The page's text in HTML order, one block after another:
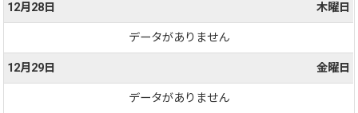
12月28日 木曜日
データがありません
12月29日 金曜日
データがありません